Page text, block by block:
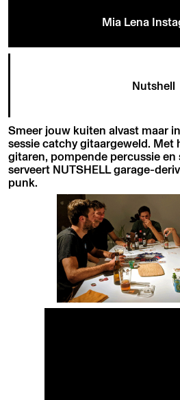
Mia Lena
Nutshell
Smeer jouw kuiten alvast maar
sessie catchy gitaargeweld. Met
gitaren, pompende percussie
serveert NUTSHELL garage-
punk.